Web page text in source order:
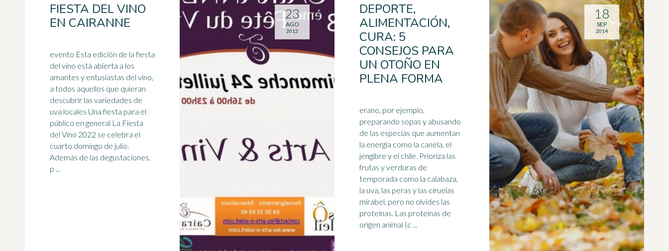
FIESTA DEL VINO
EN CAIRANNE
evento Esta edición de la fiesta
del vino está abierta a los
amantes y entusiastas del vino,
a todos aquellos que quieran
descubrir las variedades de
uva locales Una fiesta para el
público en general La Fiesta
del Vino 2022 se celebra el
cuarto domingo de julio.
Además de las degustaciones,
p ...
23
AGO
2012
DEPORTE,
ALIMENTACIÓN,
CURA: 5
CONSEJOS PARA
UN OTOÑO EN
PLENA FORMA
erano, por ejemplo,
preparando sopas y abusando
de las especias que aumentan
la energía como la canela, el
jengibre y el chile. Prioriza las
frutas y verduras de
temporada como la calabaza,
la uva, las peras y las ciruelas
mirabel, pero no olvides las
proteínas. Las proteínas de
origen animal (c ...
18
SEP
2014